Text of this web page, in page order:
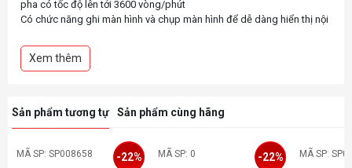
pha có tốc độ lên tới 3600 vòng/phút
Có chức năng ghi màn hình và chụp màn hình để dễ dàng hiển thị nội
Truy cập các hiệu ứng màn hình độc đáo và tùy chỉnh từng lớp thông
qua L-Connect 3
Xem thêm
Sản phẩm tương tự Sản phẩm cùng hãng
MÃ SP: SP008658 -22% MÃ SP: 0 -22% MÃ SP: